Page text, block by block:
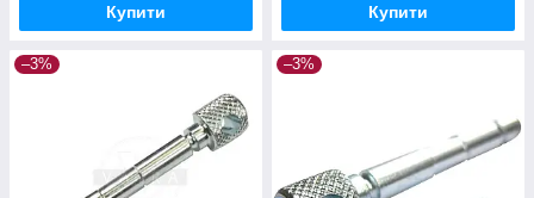
Купити Купити
–3% –3%